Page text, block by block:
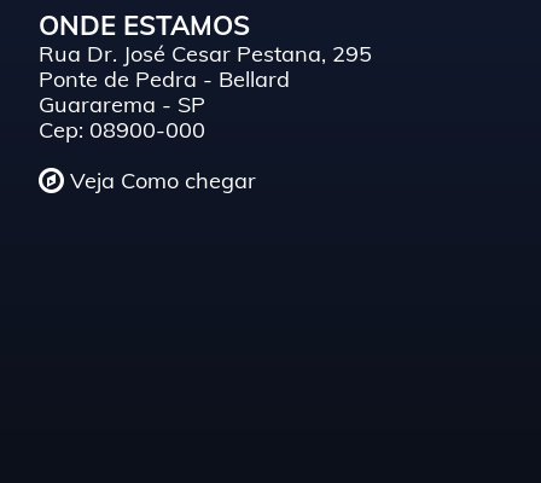
ONDE ESTAMOS
Rua Dr. José Cesar Pestana, 295
Ponte de Pedra - Bellard
Guararema - SP
Cep: 08900-000
Veja Como chegar